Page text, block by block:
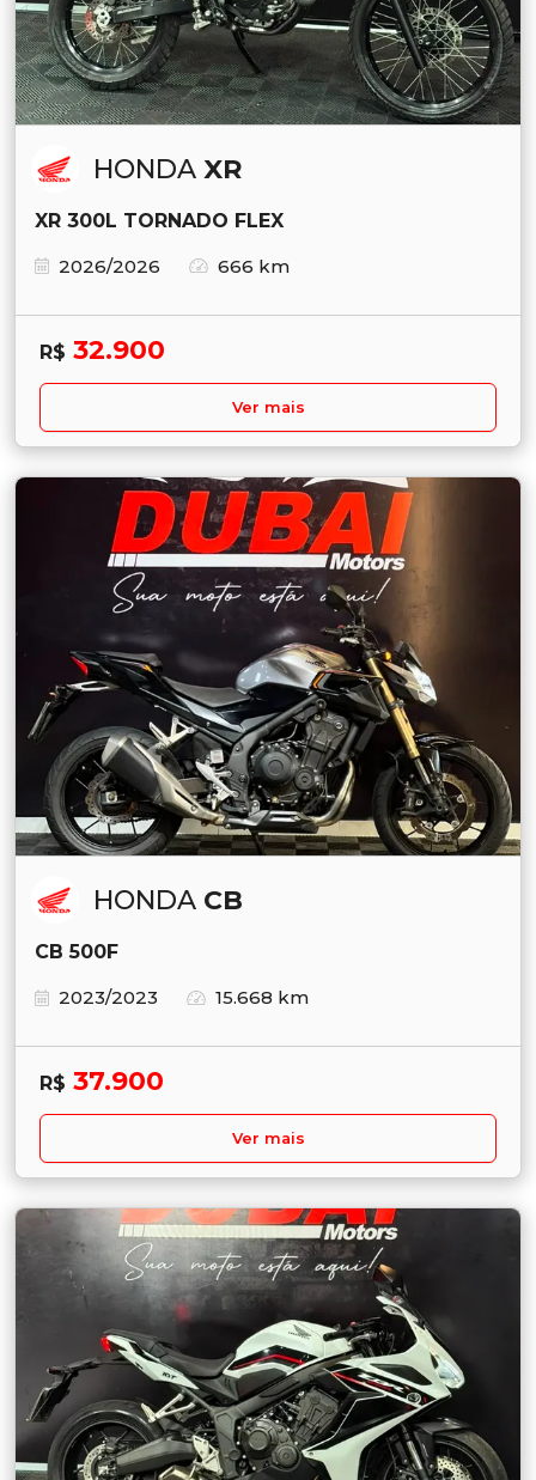
HONDA XR
XR 300L TORNADO FLEX
2026/2026
666 km
R$ 32.900
Ver mais
HONDA CB
CB 500F
2023/2023
15.668 km
R$ 37.900
Ver mais